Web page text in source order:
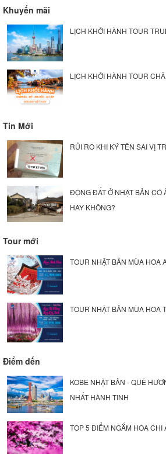
Khuyến mãi
LỊCH KHỞI HÀNH TOUR
LỊCH KHỞI HÀNH TOUR
Tin Mới
RỦI RO KHI KÝ TÊN SAI VỊ
ĐỘNG ĐẤT Ở NHẬT BẢN
HAY KHÔNG?
Tour mới
TOUR NHẬT BẢN MÙA HOA
TOUR NHẬT BẢN MÙA HOA
Điểm đến
KOBE NHẬT BẢN - QUÊ
NHẤT HÀNH TINH
TOP 5 ĐIỂM NGẮM HOA CHI